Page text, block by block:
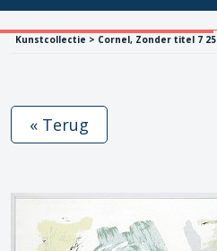
Kunstcollectie > Cornel, Zonder titel 7 25
« Terug